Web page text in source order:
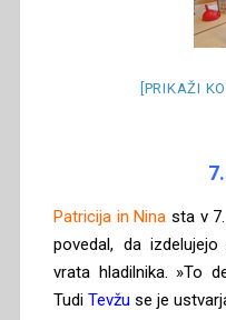
[PRIKAŽI
Patricija in Nina sta v
povedal, da
vrata hladilnika. »To
Tudi Tevžu se je